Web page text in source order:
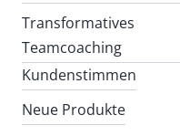
Transformatives
Teamcoaching
Kundenstimmen
Neue Produkte